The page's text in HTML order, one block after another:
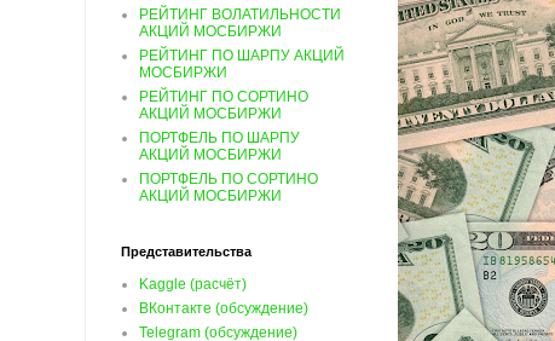
РЕЙТИНГ ВОЛАТИЛЬНОСТИ
АКЦИЙ МОСБИРЖИ
РЕЙТИНГ ПО ШАРПУ АКЦИЙ
МОСБИРЖИ
РЕЙТИНГ ПО СОРТИНО
АКЦИЙ МОСБИРЖИ
ПОРТФЕЛЬ ПО ШАРПУ
АКЦИЙ МОСБИРЖИ
ПОРТФЕЛЬ ПО СОРТИНО
АКЦИЙ МОСБИРЖИ
Представительства
Kaggle (расчёт)
ВКонтакте (обсуждение)
Telegram (обсуждение)